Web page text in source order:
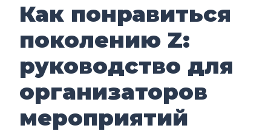
Как понравиться
поколению Z:
руководство для
организаторов
мероприятий